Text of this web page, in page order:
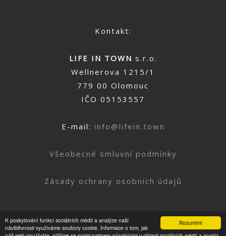
Rozumím!
K poskytování funkcí sociálních médií a analýze naší
návštěvnosti využíváme soubory cookie. Informace o tom, jak
Kontakt:
LIFE IN TOWN s.r.o.
Wellnerova 1215/1
779 00 Olomouc
IČO 05153557
E-mail: info@lifein.town
Všeobecné smluvní podmínky
Zásady ochrany osobních údajů
Nahoru